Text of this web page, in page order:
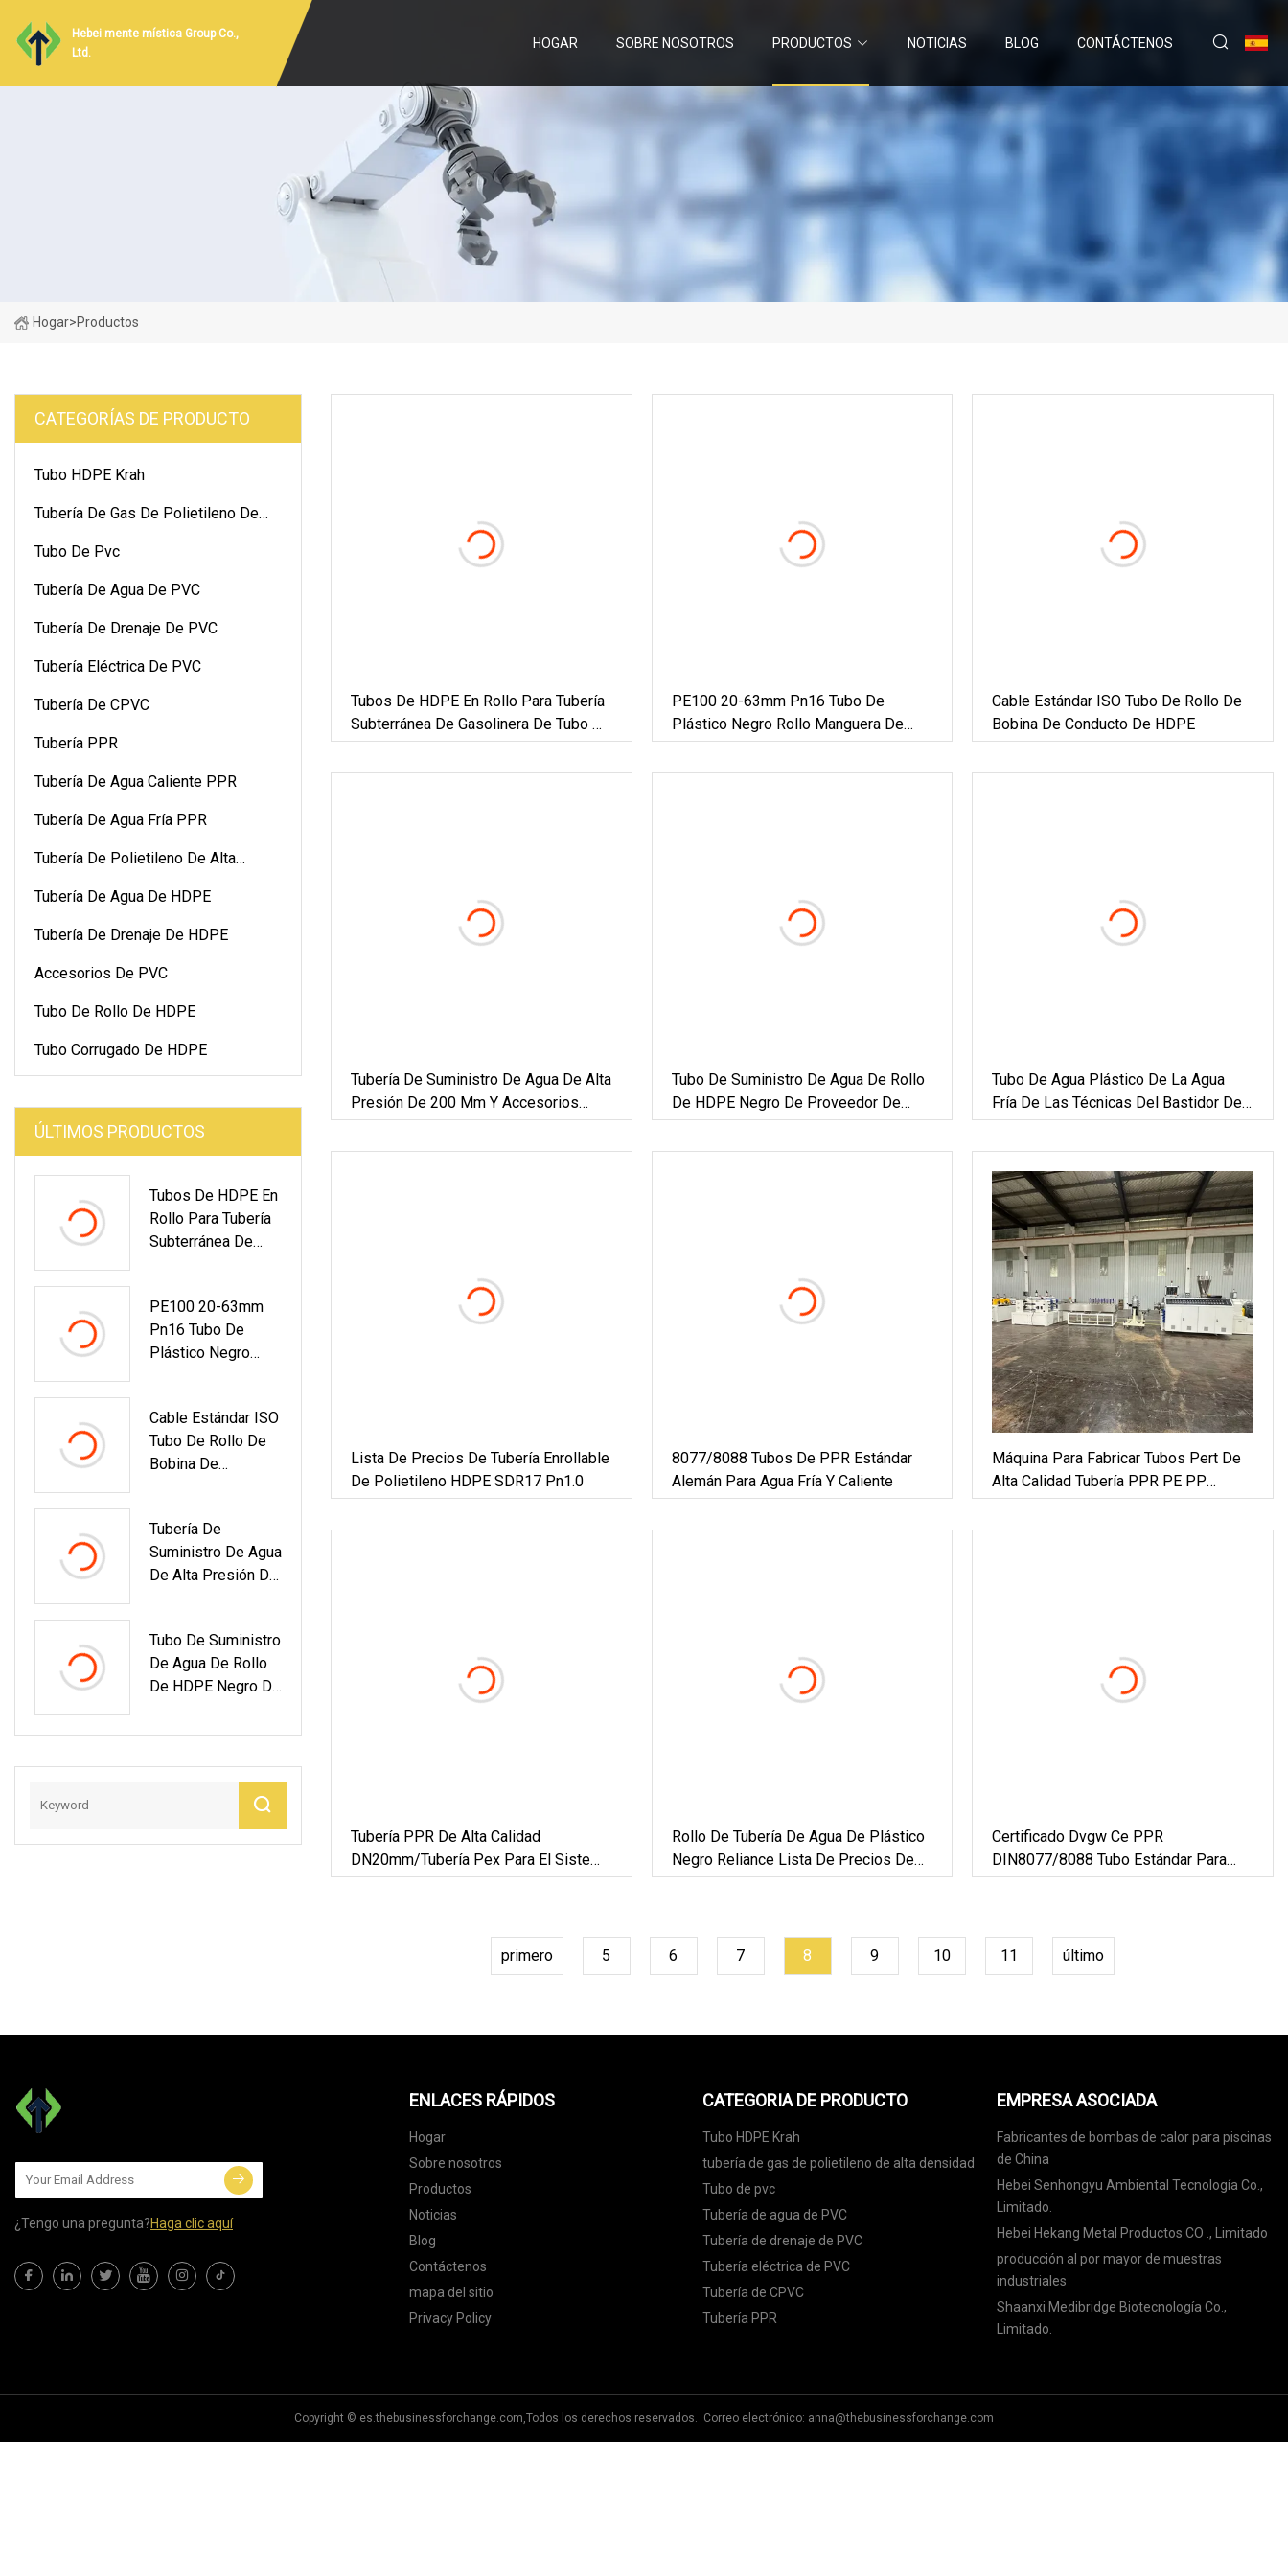
Hebei mente mística Group Co.,
Ltd.
HOGAR SOBRE NOSOTROS PRODUCTOS NOTICIAS BLOG CONTÁCTENOS
Hogar>Productos
CATEGORÍAS DE PRODUCTO
Tubo HDPE Krah
Tubería De Gas De Polietileno De
Tubo De Pvc
Tubería De Agua De PVC
Tubería De Drenaje De PVC
Tubería Eléctrica De PVC
Tubería De CPVC
Tubería PPR
Tubería De Agua Caliente PPR
Tubería De Agua Fría PPR
Tubería De Polietileno De Alta
Tubería De Agua De HDPE
Tubería De Drenaje De HDPE
Accesorios De PVC
Tubo De Rollo De HDPE
Tubo Corrugado De HDPE
ÚLTIMOS PRODUCTOS
Tubos De HDPE En
Rollo Para Tubería
Subterránea De
PE100 20-63mm
Pn16 Tubo De
Plástico Negro
Tubo De HDPE
Cable Estándar ISO
Tubo De Rollo De
Bobina De
Tubería De
Suministro De Agua
De Alta Presión De
De PPR Kalde Para
Agua Fría Y
Caliente
Tubo De Suministro
De Agua De Rollo
De HDPE Negro De
China
Tubos De HDPE En Rollo Para Tubería
Subterránea De Gasolinera De Tubo De
Aceite
PE100 20-63mm Pn16 Tubo De
Plástico Negro Rollo Manguera De
Riego De Jardín Tubo De HDPE
Cable Estándar ISO Tubo De Rollo De
Bobina De Conducto De HDPE
Tubería De Suministro De Agua De Alta
Presión De 200 Mm Y Accesorios
Tubería De PPR Kalde Para Agua Fría
Y Caliente
Tubo De Suministro De Agua De Rollo
De HDPE Negro De Proveedor De
China
Tubo De Agua Plástico De La Agua
Fría De Las Técnicas Del Bastidor De
La Instalación De Tuberías De PPR
Para El Hogar
Lista De Precios De Tubería Enrollable
De Polietileno HDPE SDR17 Pn1.0
8077/8088 Tubos De PPR Estándar
Alemán Para Agua Fría Y Caliente
Máquina Para Fabricar Tubos Pert De
Alta Calidad Tubería PPR PE PP
Suministro De Agua Línea De
Extrusión De Tubería De Agua Caliente
Tubería PPR De Alta Calidad
DN20mm/tubería Pex Para El Sistema
De Plomería De Agua Fría Y Caliente
Rollo De Tubería De Agua De Plástico
Negro Reliance Lista De Precios De
Tuberías De Agua De HDPE Tubería De
Certificado Dvgw Ce PPR
DIN8077/8088 Tubo Estándar Para
Suministro De Agua Fría Y Caliente
primero 5 6 7 8 9 10 11 último
¿Tengo una pregunta?Haga clic aquí
ENLACES RÁPIDOS
Hogar
Sobre nosotros
Productos
Noticias
Blog
Contáctenos
mapa del sitio
Privacy Policy
CATEGORIA DE PRODUCTO
Tubo HDPE Krah
tubería de gas de polietileno de alta densidad
Tubo de pvc
Tubería de agua de PVC
Tubería de drenaje de PVC
Tubería eléctrica de PVC
Tubería de CPVC
Tubería PPR
EMPRESA ASOCIADA
Fabricantes de bombas de calor para piscinas
de China
Hebei Senhongyu Ambiental Tecnología Co.,
Limitado.
Hebei Hekang Metal Productos CO ., Limitado
producción al por mayor de muestras
industriales
Shaanxi Medibridge Biotecnología Co.,
Limitado.
Copyright © es.thebusinessforchange.com,Todos los derechos reservados. Correo electrónico: anna@thebusinessforchange.com